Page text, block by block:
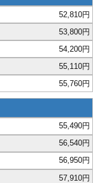
52,810円
53,800円
54,200円
55,110円
55,760円
55,490円
56,540円
56,950円
57,910円